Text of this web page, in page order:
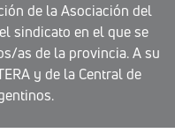
de la Asociación del
sindicato en el que se
as de la provincia. A su
y de la Central de